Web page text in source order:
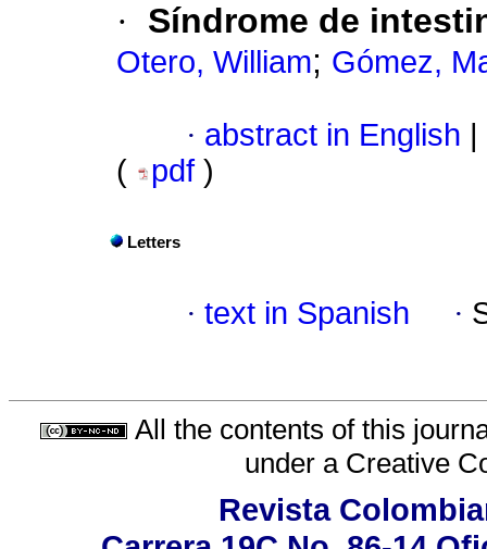
· Síndrome de
Otero, William; Gómez,
· abstract in English
(
pdf )
Letters
· text in Spanish ·
All the contents of this
under a Creative
Revista